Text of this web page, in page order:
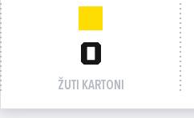
0
ŽUTI KARTONI